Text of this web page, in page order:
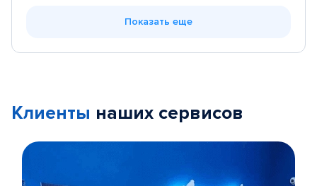
Показать еще
Клиенты наших сервисов